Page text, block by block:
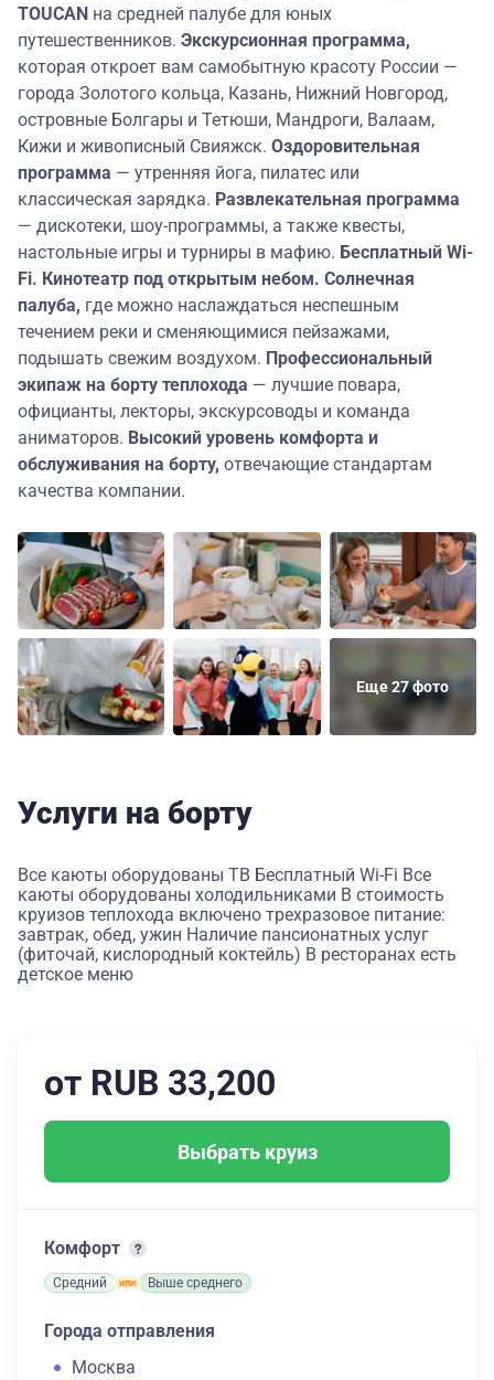
TOUCAN на средней палубе для юных
путешественников. Экскурсионная программа,
которая откроет вам самобытную красоту России —
города Золотого кольца, Казань, Нижний Новгород,
островные Болгары и Тетюши, Мандроги, Валаам,
Кижи и живописный Свияжск. Оздоровительная
программа — утренняя йога, пилатес или
классическая зарядка. Развлекательная программа
— дискотеки, шоу-программы, а также квесты,
настольные игры и турниры в мафию. Бесплатный Wi-
Fi. Кинотеатр под открытым небом. Солнечная
палуба, где можно наслаждаться неспешным
течением реки и сменяющимися пейзажами,
подышать свежим воздухом. Профессиональный
экипаж на борту теплохода — лучшие повара,
официанты, лекторы, экскурсоводы и команда
аниматоров. Высокий уровень комфорта и
обслуживания на борту, отвечающие стандартам
качества компании.
Еще 27 фото
Услуги на борту
Все каюты оборудованы ТВ Бесплатный Wi-Fi Все
каюты оборудованы холодильниками В стоимость
круизов теплохода включено трехразовое питание:
завтрак, обед, ужин Наличие пансионатных услуг
(фиточай, кислородный коктейль) В ресторанах есть
детское меню
от RUB 33,200
Выбрать круиз
Комфорт
Средний Выше среднего
Города отправления
Москва